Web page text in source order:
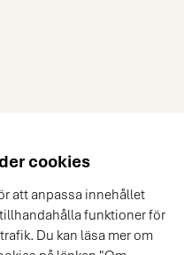
cookies
att anpassa innehållet
funktioner för
Du kan läsa mer om